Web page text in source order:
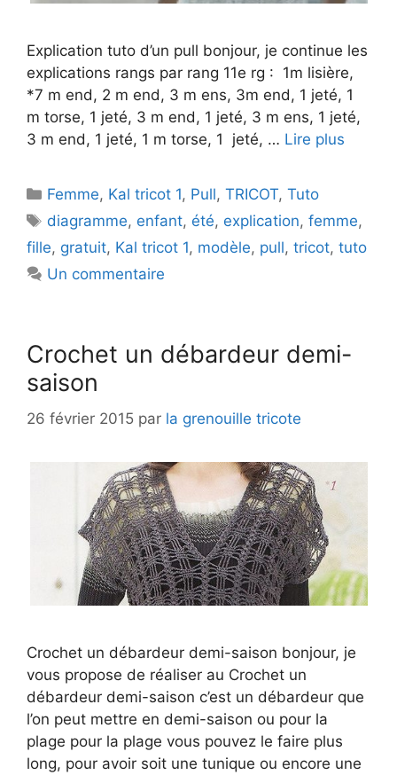
Explication tuto d’un pull bonjour, je continue les
explications rangs par rang 11e rg : 1m lisière,
*7 m end, 2 m end, 3 m ens, 3m end, 1 jeté, 1
m torse, 1 jeté, 3 m end, 1 jeté, 3 m ens, 1 jeté,
3 m end, 1 jeté, 1 m torse, 1 jeté, … Lire plus
Catégories
Femme, Kal tricot 1, Pull,TRICOT,Tuto
Étiquettes
diagramme, enfant, été, explication,femme,
fille, gratuit, Kal tricot 1, modèle, pull, tricot, tuto
Un commentaire
Crochet un débardeur demi-
saison
26 février 2015 par la grenouille tricote
Crochet un débardeur demi-saison bonjour, je
vous propose de réaliser au Crochet un
débardeur demi-saison c’est un débardeur que
l’on peut mettre en demi-saison ou pour la
plage pour la plage vous pouvez le faire plus
long, pour avoir soit une tunique ou encore une